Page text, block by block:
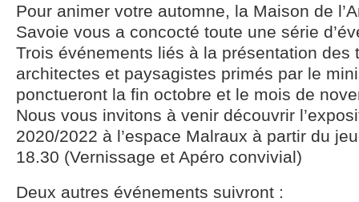
Pour animer votre automne, la Maison de
Savoie vous a concocté toute une série
Trois événements liés à la présentation des
architectes et paysagistes primés par le
ponctueront la fin octobre et le mois de
Nous vous invitons à venir découvrir
2020/2022 à l’espace Malraux à partir du
18.30 (Vernissage et Apéro convivial)
Deux autres événements suivront :